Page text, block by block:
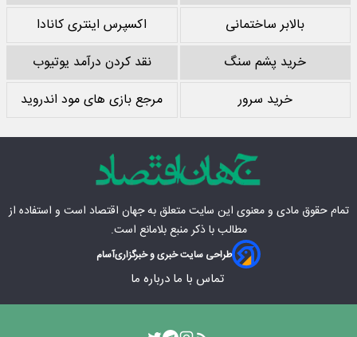
بالابر ساختمانی
اکسپرس اینتری کانادا
خرید پشم سنگ
نقد کردن درآمد یوتیوب
خرید سرور
مرجع بازی های مود اندروید
تمام حقوق مادی‌ و معنوی این سایت متعلق بهجهان اقتصاد است و استفاده از
مطالب با ذکر منبع بلامانع است.
طراحی سایت خبری و خبرگزاریآسام
تماس با ما درباره ما